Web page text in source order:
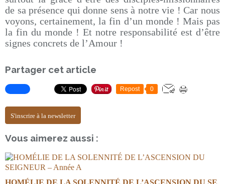
de sa présence qui donne sens à notre vie ! Car nous
voyons, certainement, la fin d’un monde ! Mais pas
la fin du monde ! Et notre responsabilité est d’être
signes concrets de l’Amour !
Partager cet article
Repost 0
S'inscrire à la newsletter
Vous aimerez aussi :